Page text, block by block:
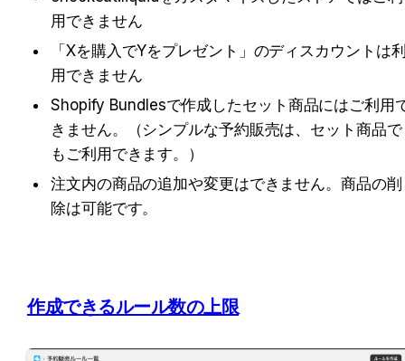
用できません
「Xを購入でYをプレゼント」のディスカウントは
用できません
Shopify Bundlesで作成したセット商品にはご利用
きません。（シンプルな予約販売は、セット商品で
もご利用できます。）
注文内の商品の追加や変更はできません。商品の削
除は可能です。
作成できるルール数の上限